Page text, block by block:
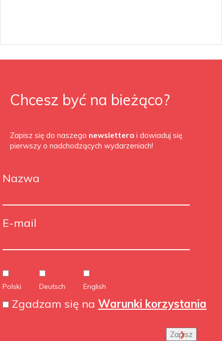
Chcesz być na bieżąco?
Zapisz się do naszego newslettera i dowiaduj się
pierwszy o nadchodzących wydarzeniach!
Nazwa
E-mail
Polski Deutsch English
Zgadzam się na Warunki korzystania
Zapisz